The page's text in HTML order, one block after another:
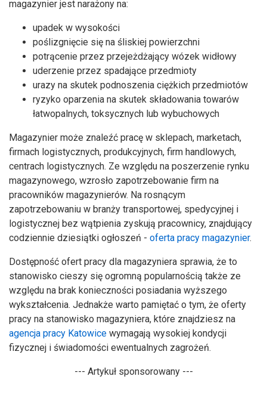
magazynier jest narażony na:
upadek w wysokości
poślizgnięcie się na śliskiej powierzchni
potrącenie przez przejeżdżający wózek widłowy
uderzenie przez spadające przedmioty
urazy na skutek podnoszenia ciężkich przedmiotów
ryzyko oparzenia na skutek składowania towarów
łatwopalnych, toksycznych lub wybuchowych
Magazynier może znaleźć pracę w sklepach, marketach,
firmach logistycznych, produkcyjnych, firm handlowych,
centrach logistycznych. Ze względu na poszerzenie rynku
magazynowego, wzrosło zapotrzebowanie firm na
pracowników magazynierów. Na rosnącym
zapotrzebowaniu w branży transportowej, spedycyjnej i
logistycznej bez wątpienia zyskują pracownicy, znajdujący
codziennie dziesiątki ogłoszeń - oferta pracy magazynier.
Dostępność ofert pracy dla magazyniera sprawia, że to
stanowisko cieszy się ogromną popularnością także ze
względu na brak konieczności posiadania wyższego
wykształcenia. Jednakże warto pamiętać o tym, że oferty
pracy na stanowisko magazyniera, które znajdziesz na
agencja pracy Katowice wymagają wysokiej kondycji
fizycznej i świadomości ewentualnych zagrożeń.
--- Artykuł sponsorowany ---